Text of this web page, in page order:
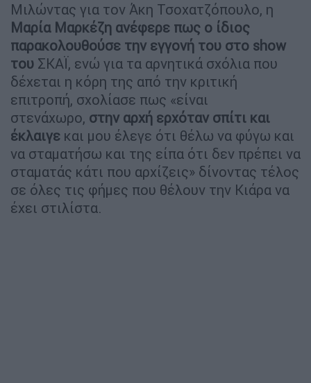
Μιλώντας για τον Άκη Τσοχατζόπουλο, η
Μαρία Μαρκέζη ανέφερε πως ο ίδιος
παρακολουθούσε την εγγονή του στο show
του ΣΚΑΪ, ενώ για τα αρνητικά σχόλια που
δέχεται η κόρη της από την κριτική
επιτροπή, σχολίασε πως «είναι
στενάχωρο, στην αρχή ερχόταν σπίτι και
έκλαιγε και μου έλεγε ότι θέλω να φύγω και
να σταματήσω και της είπα ότι δεν πρέπει να
σταματάς κάτι που αρχίζεις» δίνοντας τέλος
σε όλες τις φήμες που θέλουν την Κιάρα να
έχει στιλίστα.